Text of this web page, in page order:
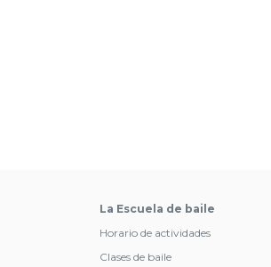
La Escuela de baile
Horario de actividades
Clases de baile